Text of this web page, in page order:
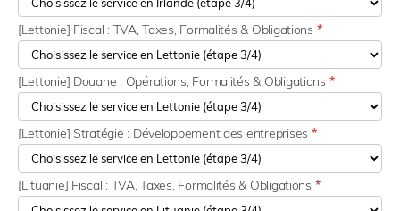
[Lettonie] Fiscal : TVA, Taxes, Formalités & Obligations *
[Lettonie] Douane : Opérations, Formalités & Obligations *
[Lettonie] Stratégie : Développement des entreprises *
[Lituanie] Fiscal : TVA, Taxes, Formalités & Obligations *